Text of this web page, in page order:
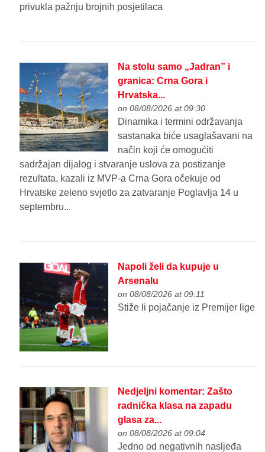
privukla pažnju brojnih posjetilaca
Na stolu samo „Jadran” i
granica: Crna Gora i
Hrvatska...
on 08/08/2026 at 09:30
Dinamika i termini održavanja
sastanaka biće usaglašavani na
način koji će omogućiti
sadržajan dijalog i stvaranje uslova za postizanje
rezultata, kazali iz MVP-a Crna Gora očekuje od
Hrvatske zeleno svjetlo za zatvaranje Poglavlja 14 u
septembru...
Napoli želi da kupuje u
Arsenalu
on 08/08/2026 at 09:11
Stiže li pojačanje iz Premijer lige
Nedjeljni komentar: Zašto
radnička klasa na zapadu
glasa za...
on 08/08/2026 at 09:04
Jedno od negativnih nasljeđa